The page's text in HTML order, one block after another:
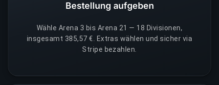
Bestellung aufgeben
Wähle Arena 3 bis Arena 21 — 18 Divisionen,
insgesamt 385,57 €. Extras wählen und sicher via
Stripe bezahlen.